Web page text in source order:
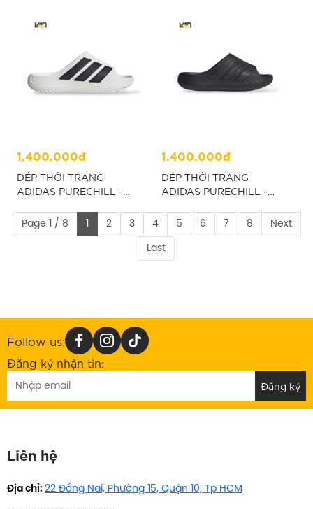
1.400.000đ
DÉP THỜI TRANG
ADIDAS PURECHILL -
1.400.000đ
DÉP THỜI TRANG
ADIDAS PURECHILL -
Page 1 / 8 1 2 3 4 5 6 7 8 Next
Last
Follow us:
Đăng ký nhận tin:
Liên hệ
Địa chỉ: 22 Đồng Nai, Phường 15, Quận 10, Tp HCM